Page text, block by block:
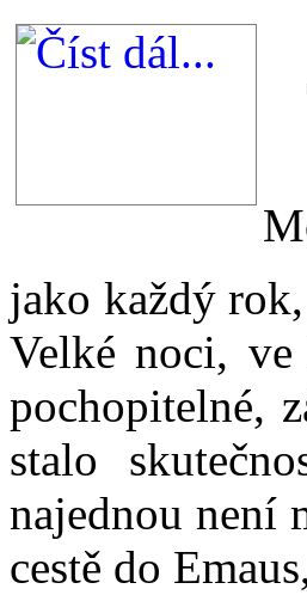
jako každý
Velké noci,
pochopitelné,
stalo
najednou není
cestě do